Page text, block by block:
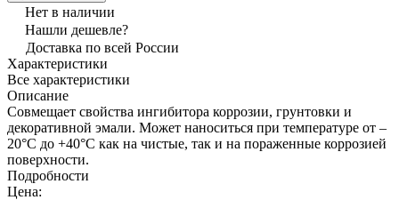
Нет в наличии
Нашли дешевле?
Доставка по всей России
Характеристики
Все характеристики
Описание
Совмещает свойства ингибитора коррозии, грунтовки и
декоративной эмали. Может наноситься при температуре от –
20°С до +40°С как на чистые, так и на пораженные коррозией
поверхности.
Подробности
Цена: